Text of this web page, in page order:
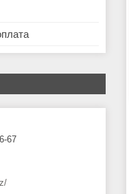
67